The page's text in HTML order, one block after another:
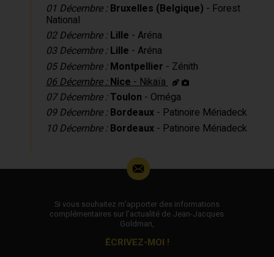
01 Décembre : Bruxelles (Belgique)
National
02 Décembre : Lille - Aréna
03 Décembre : Lille - Aréna
05 Décembre : Montpellier - Zénith
06 Décembre :Nice- Nikaïa
07 Décembre :Toulon - Oméga
09 Décembre : Bordeaux - Patinoire Mériadeck
10 Décembre : Bordeaux - Patinoire Mériadeck
Si vous souhaitez m’apporter des informations
complémentaires sur l’actualité de Jean-Jacques
Goldman,
ÉCRIVEZ-MOI !